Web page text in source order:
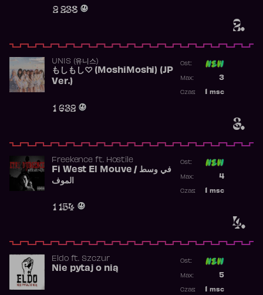
2.
2 238
3.
UNIS (유니스)
もしもし♡ (MoshiMoshi) (JP
Ver.)
1 632
Ost:
3
Max:
msc
Czas:
4.
Freekence ft. Hostile
Fi West El Mouve / في وسط
الموف
1 154
Ost:
4
Max:
msc
Czas:
Eldoft. Szczur
Nie pytaj o nią
Ost:
5
Max:
msc
Czas: